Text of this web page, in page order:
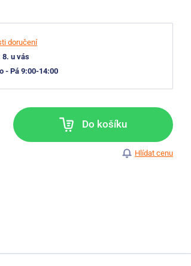
doručení
8. u vás
- Pá 9:00-14:00
Do košíku
Hlídat cenu